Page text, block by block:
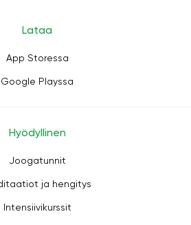
Lataa
App Storessa
Google Playssa
Hyödyllinen
Joogatunnit
ja hengitys
Intensiivikurssit